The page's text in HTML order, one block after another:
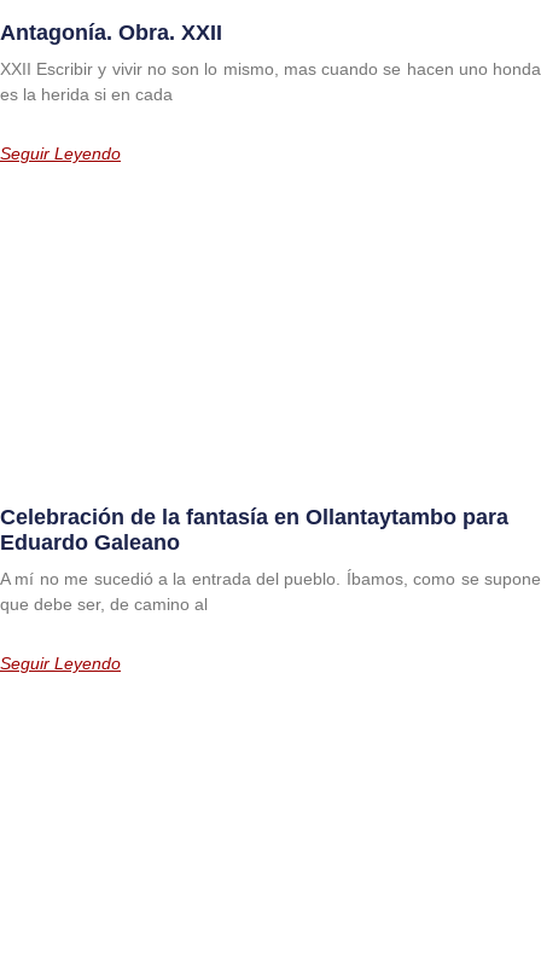
Antagonía. Obra. XXII
XXII Escribir y vivir no son lo mismo, mas cuando se hacen uno honda
es la herida si en cada
Seguir Leyendo
Celebración de la fantasía en Ollantaytambo para
Eduardo Galeano
A mí no me sucedió a la entrada del pueblo. Íbamos, como se supone
que debe ser, de camino al
Seguir Leyendo